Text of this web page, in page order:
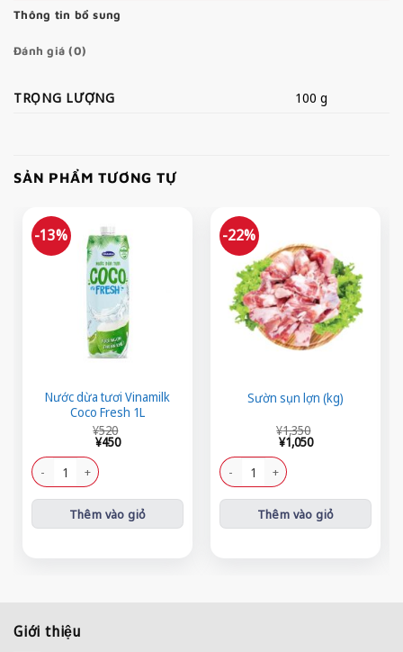
Thông tin bổ sung
Đánh giá (0)
TRỌNG LƯỢNG 100 g
SẢN PHẨM TƯƠNG TỰ
-13%
Nước dừa tươi Vinamilk
Coco Fresh 1L
¥520
¥520.
¥450
tại
là:
¥450.
Nước dừa tươi Vinamilk Coco Fresh 1L số lượng
Thêm vào giỏ
-22%
Sườn sụn lợn (kg)
¥1,350
¥1,350.
¥1,050
tại
là:
¥1,050.
Sườn sụn lợn (kg) số lượng
Thêm vào giỏ
Giới thiệu